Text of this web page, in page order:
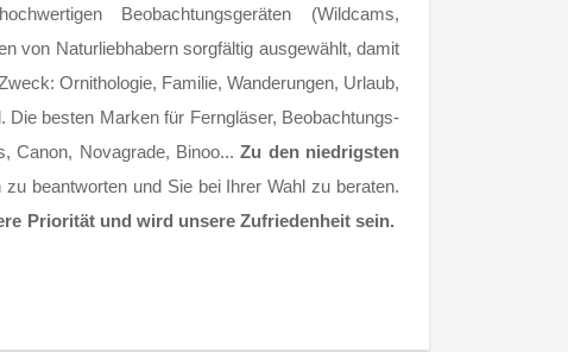
Beobachtungsgeräten (Wildcams,
von Naturliebhabern sorgfältig ausgewählt, damit
Ornithologie, Familie, Wanderungen, Urlaub,
Die besten Marken für Ferngläser, Beobachtungs-
Canon, Novagrade, Binoo...Zu den niedrigsten
beantworten und Sie bei Ihrer Wahl zu beraten.
Priorität und wird unsere Zufriedenheit sein.